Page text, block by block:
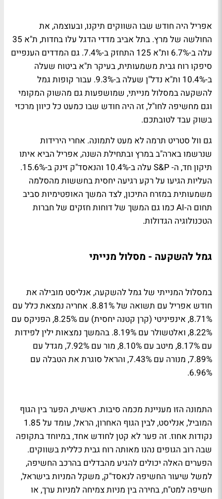
אפריל היה חודש שבו השווקים תיקנו, ובעוצמה, את
החולשה של מרץ. בתל אביב מדדי הדגל עלו בחדות, ת"א 35
עלה ב-6.7% ות"א 125 התחזק ב-7.4%. גם המדדים הענפיים
סיפקו רוח גבית משמעותית, בעיקר ת"א ביטוח שעלה
ב-10.4% ות"א נדל"ן שעלה ב-9.3%. עבור קופות גמל
להשקעה במסלול מנייתי, שמושפעות גם מהשוק המקומי
וגם מחשיפה לחו"ל, זה היה חודש שבו כמעט כל כיוון מרכזי
בשוק עבד לטובתכם.
גם וול סטריט תרמה לא מעט לתמונה. אחרי הירידות
שנרשמו בארה"ב במרץ ובתחילת השנה, אפריל הביא איתו
תיקון חד, ה- S&P עלה ב-10.4% והנאסד"ק זינק ב-15.6%.
העליות הגיעו על רקע רגיעה יחסית בחששות מהסלמה
משמעותית במזרח התיכון, לצד המשך האופטימיות סביב
תחום ה-AI כמו גם המשך של דוחות חזקים של חברות
הטכנולוגיה הגדולות.
גמל להשקעה - מסלול מנייתי
במסלול המנייתי של גמל להשקעה, אנליסט מובילה את
חודש אפריל עם תשואה של 8.81%. אחריה נמצאת כלל עם
8.71%, אינפיניטי (קרן קטנה יחסית) עם 8.25%, הפניקס עם
8.22%, ואלטשולר עם 8.19%. בהמשך נמצאות ילין לפידות
עם 8.17%, מיטב עם 8.10%, מור עם 7.92%, מגדל עם
7.89%, מנורה עם 7.43%, והראל סוגרת את הטבלה עם
6.96%.
התמונה הזו מעניינת מכמה סיבות. ראשית, הפער בין הגוף
המוביל, אנליסט, לבין הגוף האחרון, הראל, עומד על 1.85
נקודות אחוז. זה פער לא קטן לחודש אחד, במיוחד בתקופה
שבה רוב הגופים נהנו מאותה רוח גבית כללית בשווקים.
הפערים האלה יכולים להגיע מהבדלים בהרכב החשיפה,
למשל שיעור החשיפה לנאסד"ק, משקל המניות בישראל,
חשיפה למט"ח, בחירה בין מניות צמיחה למניות ערך, או